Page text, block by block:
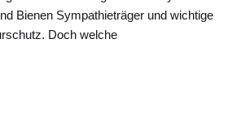
Bienen Sympathieträger und wichtige
Doch welche